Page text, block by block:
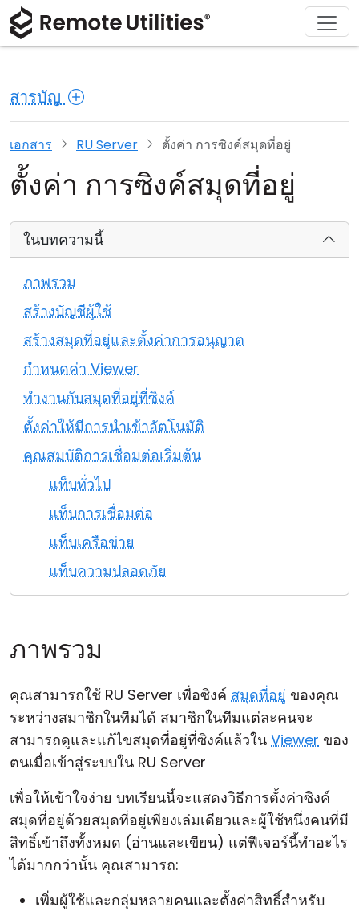
สารบัญ
เอกสาร RU Server ตั้งค่า การซิงค์สมุดที่อยู่
ตั้งค่า การซิงค์สมุดที่อยู่
ในบทความนี้
ภาพรวม
สร้างบัญชีผู้ใช้
สร้างสมุดที่อยู่และตั้งค่าการอนุญาต
กำหนดค่า Viewer
ทำงานกับสมุดที่อยู่ที่ซิงค์
ตั้งค่าให้มีการนำเข้าอัตโนมัติ
คุณสมบัติการเชื่อมต่อเริ่มต้น
แท็บทั่วไป
แท็บการเชื่อมต่อ
แท็บเครือข่าย
แท็บความปลอดภัย
ภาพรวม
คุณสามารถใช้ RU Server เพื่อซิงค์ สมุดที่อยู่ ของคุณ
ระหว่างสมาชิกในทีมได้ สมาชิกในทีมแต่ละคนจะ
สามารถดูและแก้ไขสมุดที่อยู่ที่ซิงค์แล้วใน Viewer ของ
ตนเมื่อเข้าสู่ระบบใน RU Server
เพื่อให้เข้าใจง่าย บทเรียนนี้จะแสดงวิธีการตั้งค่าซิงค์
สมุดที่อยู่ด้วยสมุดที่อยู่เพียงเล่มเดียวและผู้ใช้หนึ่งคนที่มี
สิทธิ์เข้าถึงทั้งหมด (อ่านและเขียน) แต่ฟีเจอร์นี้ทำอะไร
ได้มากกว่านั้น คุณสามารถ:
เพิ่มผู้ใช้และกลุ่มหลายคนและตั้งค่าสิทธิ์สำหรับ
ผลิตภัณฑ์
ความปลอดภัย
ภาพหน้าจอ
หมายเหตุประจำรุ่น
โหมดการเชื่อมต่อ
การเข้าถึงแบบไม่ต้องดูแล
การสนับสนุน Active Directory
การกำหนดค่า MSI
คลาวด์ & ออน-พรีมิส
โซลูชัน
การผลิตและการค้าปลีก
การดูแลสุขภาพ
การศึกษาและรัฐบาล
เทคโนโลยีสารสนเทศ
ดาวน์โหลด
macOS
Linux
iOS/Android
ซื้อ
ผู้ช่วยใบอนุญาต
อัปเกรดใบอนุญาตของคุณ
สนับสนุน
เอกสารประกอบ
ฐานความรู้
เกี่ยวกับ
ห้องข่าว
เขียนรีวิว